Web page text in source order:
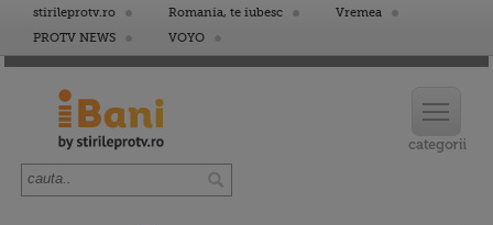
stirileprotv.ro Romania, te iubesc
Vremea
PROTV NEWS
VOYO